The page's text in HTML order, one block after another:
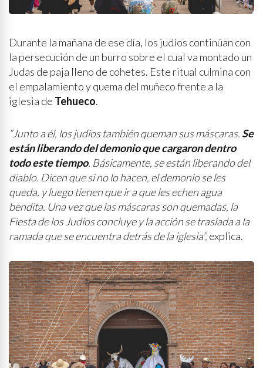
Durante la mañana de ese día, los judíos continúan con
la persecución de un burro sobre el cual va montado un
Judas de paja lleno de cohetes. Este ritual culmina con
el empalamiento y quema del muñeco frente a la
iglesia de Tehueco.
“Junto a él, los judíos también queman sus máscaras. Se
están liberando del demonio que cargaron dentro
todo este tiempo. Básicamente, se están liberando del
diablo. Dicen que si no lo hacen, el demonio se les
queda, y luego tienen que ir a que les echen agua
bendita. Una vez que las máscaras son quemadas, la
Fiesta de los Judíos concluye y la acción se traslada a la
ramada que se encuentra detrás de la iglesia”,explica.